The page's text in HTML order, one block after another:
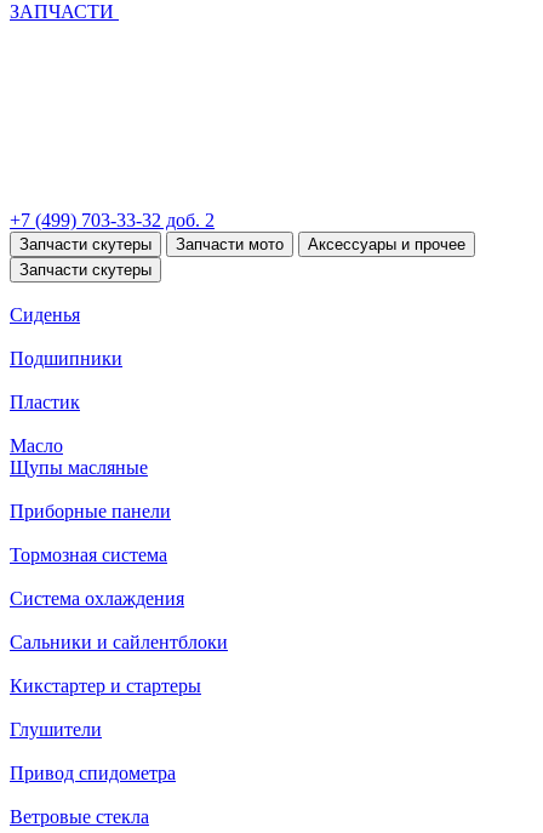
ЗАПЧАСТИ
+7 (499) 703-33-32 доб. 2
Запчасти скутеры Запчасти мото
Аксессуары и прочее
Запчасти скутеры
Сиденья
Подшипники
Пластик
Масло
Щупы масляные
Приборные панели
Тормозная система
Система охлаждения
Сальники и сайлентблоки
Кикстартер и стартеры
Глушители
Привод спидометра
Ветровые стекла